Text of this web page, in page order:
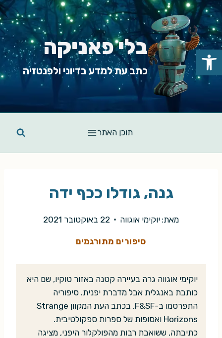
Skip
to
content
בלי פאניקה
כתב עת למדע בדיוני ולפנטזיה
תוכן האתר
גנה, גודלו ככף ידה
מאת: יוקימי אוגווה 22 באוקטובר 2021
סיפורים מתורגמים
יוקימי אוגווה גרה בעיירה קטנה באזור טוקיו, שם היא
כותבת באנגלית אבל מדברת יפנית. סיפוריה
התפרסמו ב-F&SF, בכתב העת המקוון Strange
Horizons ואסופות של ספרות ספקולטיבית.
כתיבתה, ששואבת רבות מהפולקלור היפני, מציגה
פתח סרגל נגישות